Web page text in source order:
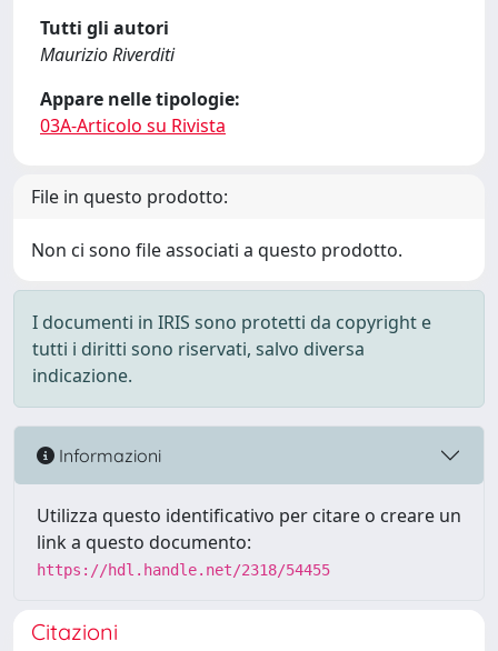
Tutti gli autori
Maurizio Riverditi
Appare nelle tipologie:
03A-Articolo su Rivista
File in questo prodotto:
Non ci sono file associati a questo prodotto.
I documenti in IRIS sono protetti da copyright e
tutti i diritti sono riservati, salvo diversa
indicazione.
Informazioni
Utilizza questo identificativo per citare o creare un
link a questo documento:
https://hdl.handle.net/2318/54455
Citazioni